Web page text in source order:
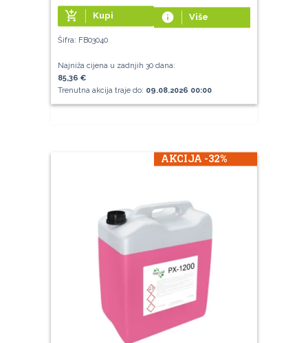
add_shopping_cart Kupi info Više
Šifra: FB03040
Najniža cijena u zadnjih 30 dana:
85,36 €
Trenutna akcija traje do: 09.08.2026 00:00
AKCIJA -32%